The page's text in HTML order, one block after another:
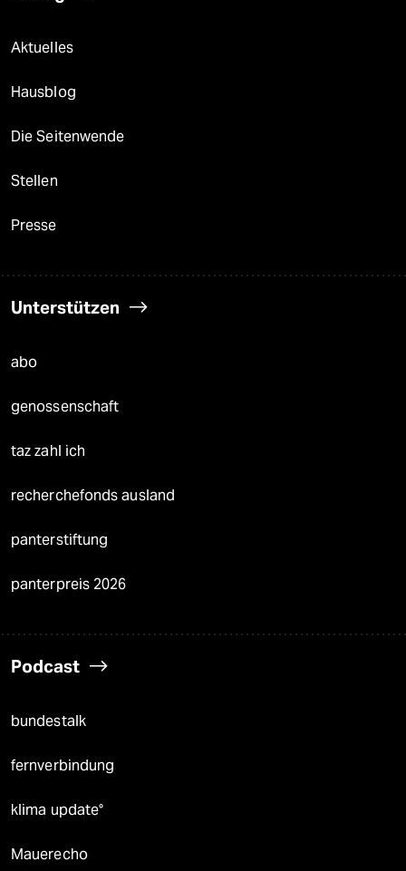
Aktuelles
Hausblog
Die Seitenwende
Stellen
Presse
Unterstützen
abo
genossenschaft
taz zahl ich
recherchefonds ausland
panterstiftung
panterpreis 2026
Podcast
bundestalk
fernverbindung
klima update°
Mauerecho